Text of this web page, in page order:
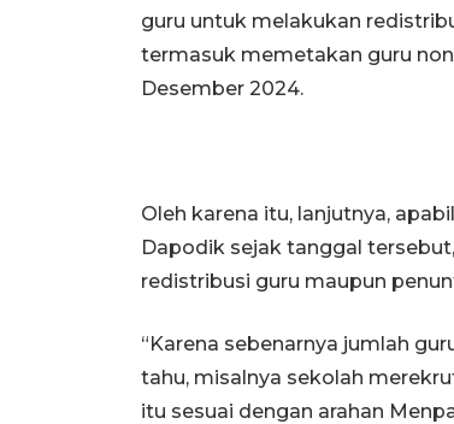
guru untuk melakukan
termasuk memetakan guru
Desember 2024.
Oleh karena itu, lanjutnya,
Dapodik sejak tanggal
redistribusi guru maupun
“Karena sebenarnya jumlah
tahu, misalnya sekolah
itu sesuai dengan arahan